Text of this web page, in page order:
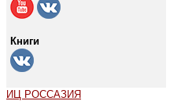
Книги
ИЦ РОССАЗИЯ